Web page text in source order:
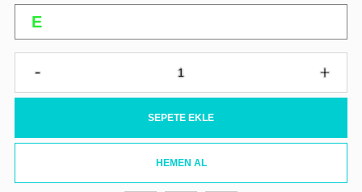
SEPETE EKLE
HEMEN AL